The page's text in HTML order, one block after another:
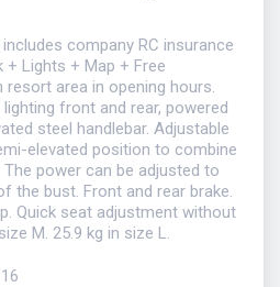
company RC insurance
+ Lights + Map + Free
area in opening hours.
lighting front and rear, powered
steel handlebar. Adjustable
elevated position to combine
power can be adjusted to
the bust. Front and rear brake.
Quick seat adjustment without
M. 25.9 kg in size L.
16